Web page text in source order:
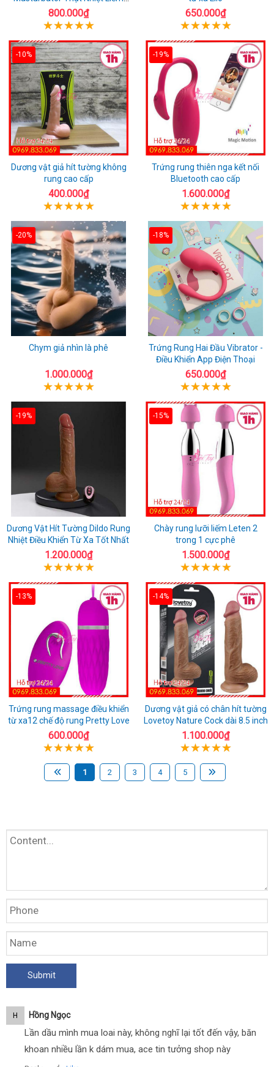
Rung
800.000₫ 650.000₫
-10%
Dương vật giả hít tường không
rung cao cấp
400.000₫
-19%
Trứng rung thiên nga kết nối
Bluetooth cao cấp
1.600.000₫
-20%
Chym giả nhìn là phê
1.000.000₫
-18%
Trứng Rung Hai Đầu Vibrator -
Điều Khiển App Điện Thoại
650.000₫
-19%
Dương Vật Hít Tường Dildo Rung
Nhiệt Điều Khiển Từ Xa Tốt Nhất
1.200.000₫
-15%
Chày rung lưỡi liếm Leten 2
trong 1 cực phê
1.500.000₫
-13%
Trứng rung massage điều khiển
từ xa12 chế độ rung Pretty Love
600.000₫
-14%
Dương vật giả có chân hít tường
Lovetoy Nature Cock dài 8.5 inch
1.100.000₫
1 2 3 4 5
H Hồng Ngọc
Lần dầu mình mua loai này, không nghĩ lại tốt đến vậy, băn
khoan nhiều lần k dám mua, ace tin tưởng shop này